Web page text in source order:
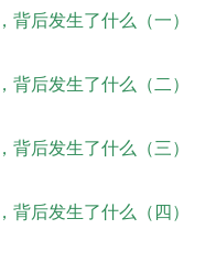
后发生了什么（一）
后发生了什么（二）
后发生了什么（三）
后发生了什么（四）